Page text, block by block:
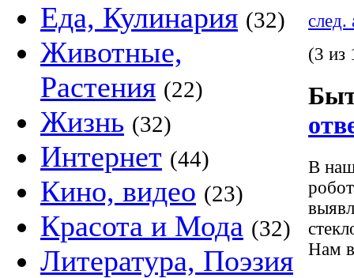
Еда, Кулинария (32)
Животные,
Растения (22)
Жизнь (32)
Интернет (44)
Кино, видео (23)
Красота и Мода (32)
Литература, Поэзия
след.
(3 из
В
Нам